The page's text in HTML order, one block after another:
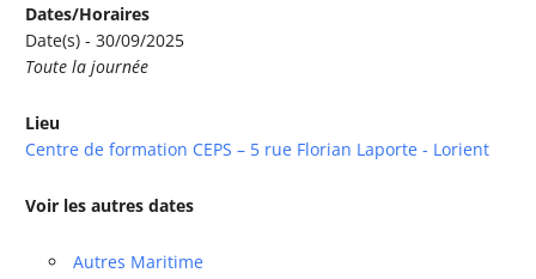
Dates/Horaires
Date(s) - 30/09/2025
Toute la journée
Lieu
Centre de formation CEPS – 5 rue Florian Laporte - Lorient
Voir les autres dates
Autres Maritime